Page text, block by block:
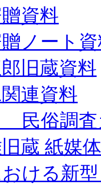
資料
ノート
旧蔵資料
連資料
民俗調査
蔵 紙媒
ける新